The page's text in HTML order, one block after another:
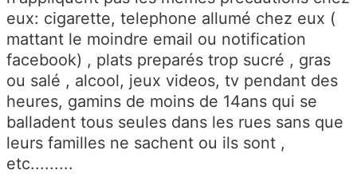
eux: cigarette, telephone allumé chez eux (
mattant le moindre email ou notification
facebook) , plats preparés trop sucré , gras
ou salé , alcool, jeux videos, tv pendant des
heures, gamins de moins de 14ans qui se
balladent tous seules dans les rues sans que
leurs familles ne sachent ou ils sont ,
etc.........